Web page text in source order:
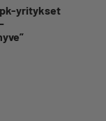
pk-yritykset